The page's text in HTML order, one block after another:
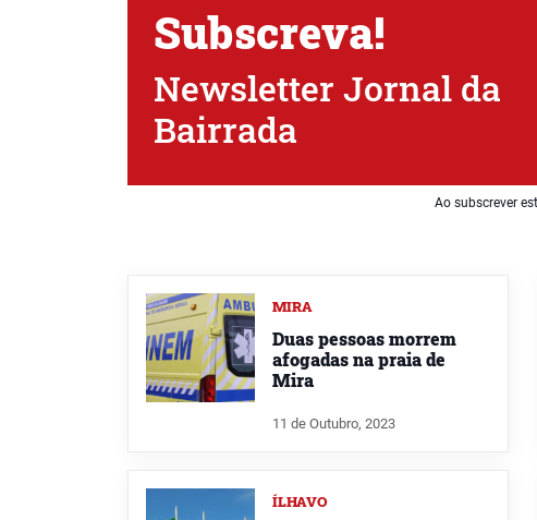
Subscreva!
Newsletter Jornal da
Bairrada
Ao subscrever
MIRA
Duas pessoas morrem
afogadas na praia de
Mira
11 de Outubro, 2023
ÍLHAVO